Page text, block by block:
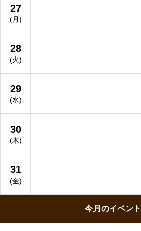
27
(月)
28
(火)
29
(水)
30
(木)
31
(金)
今月のイベント